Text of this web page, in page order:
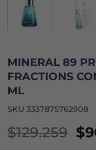
MINERAL 89
FRACTIONS
ML
SKU 3337875762908
$129.259 El
$